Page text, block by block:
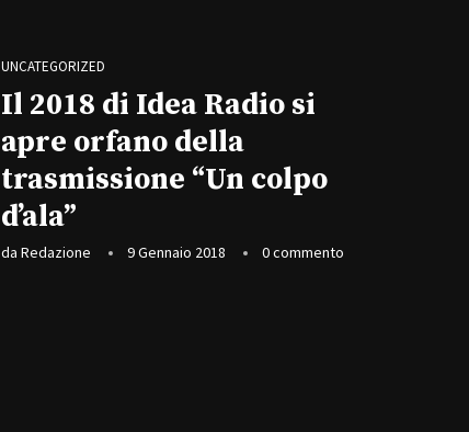
UNCATEGORIZED
Il 2018 di Idea Radio si
apre orfano della
trasmissione “Un colpo
d’ala”
da Redazione 9 Gennaio 2018 0 commento